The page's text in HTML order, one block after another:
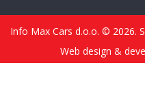
Info Max Cars d.o.o. © 2026.
Web design &